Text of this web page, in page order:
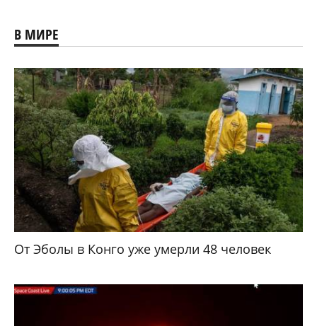
В МИРЕ
От Эболы в Конго уже умерли 48 человек